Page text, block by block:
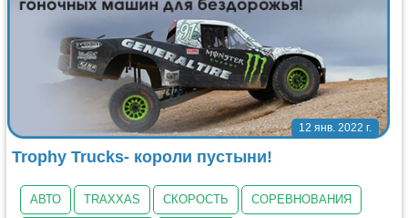
12 янв. 2022 г.
Trophy Trucks- короли пустыни!
АВТО TRAXXAS СКОРОСТЬ СОРЕВНОВАНИЯ